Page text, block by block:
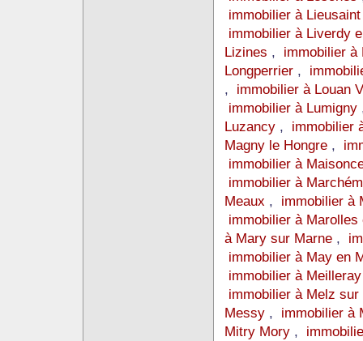
immobilier à
immobilier à Liverdy
Lizines , immobilier
Longperrier ,
, immobilier à Louan
immobilier à Lumigny
Luzancy , immobilier
Magny le Hongre ,
immobilier à
immobilier à
Meaux , immobilier à
immobilier à
à Mary sur Marne ,
immobilier à May en
immobilier à
immobilier à Melz
Messy , immobilier à
Mitry Mory ,